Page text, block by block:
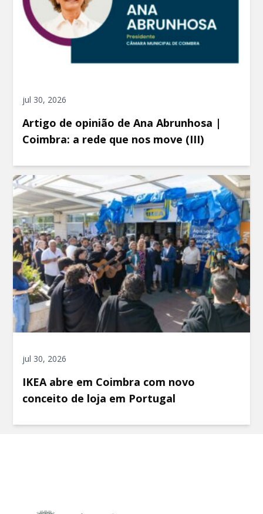
jul 30, 2026
Artigo de opinião de Ana Abrunhosa |
Coimbra: a rede que nos move (III)
jul 30, 2026
IKEA abre em Coimbra com novo
conceito de loja em Portugal